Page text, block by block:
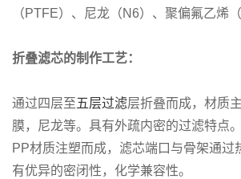
（PTFE）、尼龙（N6）、聚偏氟乙烯
折叠滤芯的制作工艺：
通过四层至五层过滤层折叠而成，材质
膜，尼龙等。具有外疏内密的过滤特点
PP材质注塑而成，滤芯端口与骨架通过
有优异的密闭性，化学兼容性。